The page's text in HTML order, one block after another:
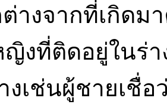
างจากที่เกิดม
งที่ติดอยู่ในร่า
งเช่นผู้ชายเชื่